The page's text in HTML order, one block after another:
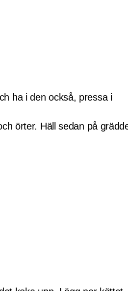
ha i den också, pressa i
örter. Häll sedan på